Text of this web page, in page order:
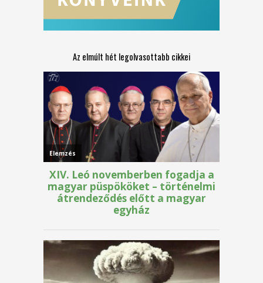
Az elmúlt hét legolvasottabb cikkei